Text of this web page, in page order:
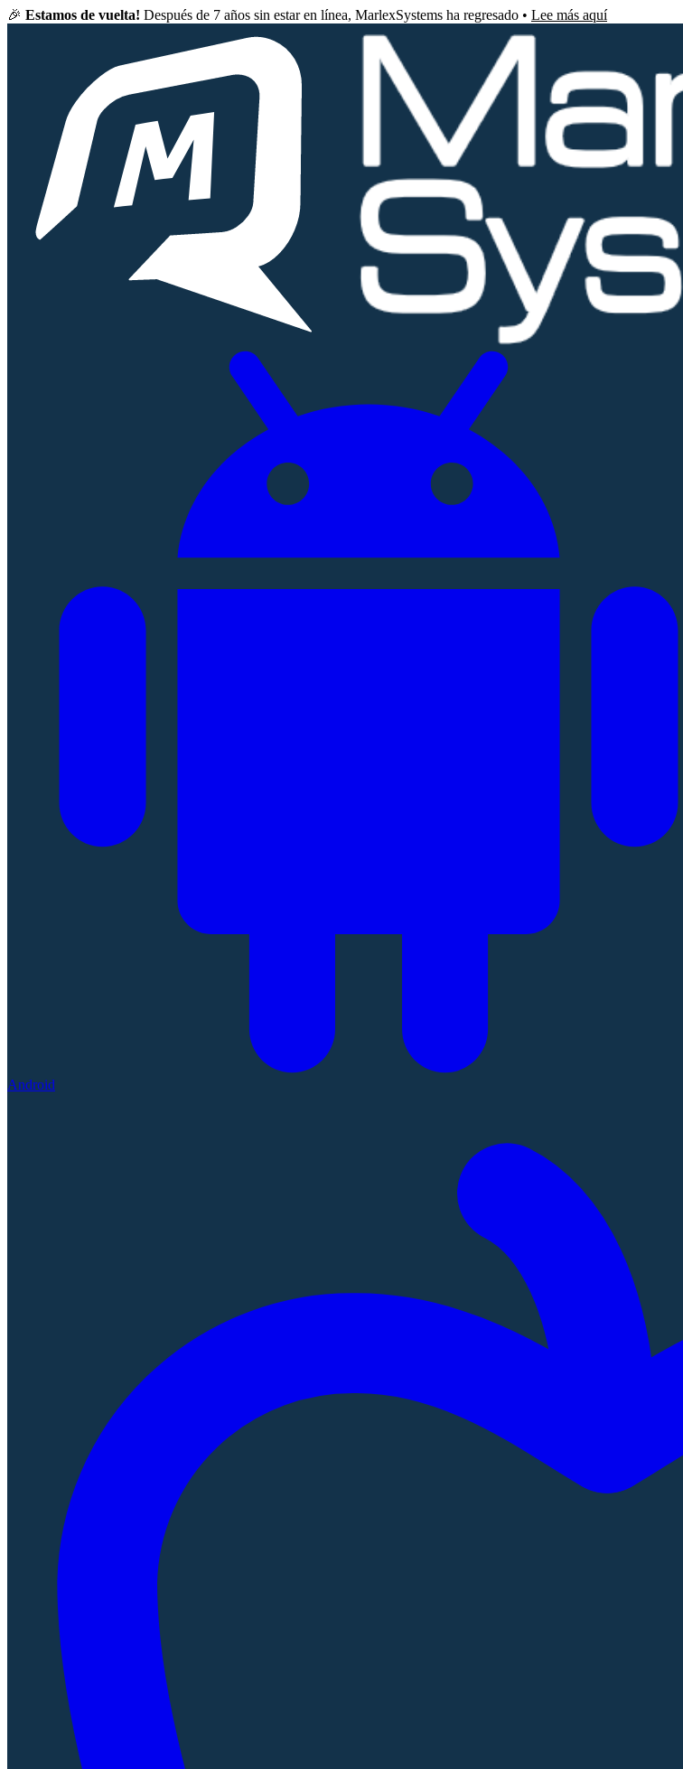
🎉 Estamos de vuelta! Después de 7 años sin estar en línea, MarlexSystems ha regresado • Lee más aquí
Android